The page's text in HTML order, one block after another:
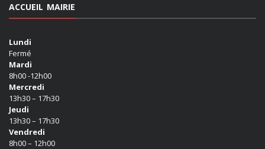
ACCUEIL MAIRIE
Lundi
Fermé
Mardi
8h00 -12h00
Mercredi
13h30 – 17h30
Jeudi
13h30 – 17h30
Vendredi
8h00 – 12h00